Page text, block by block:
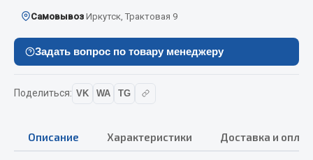
Пробки
Хомуты
Самовывоз Иркутск, Трактовая 9
Задать вопрос по товару менеджеру
Поделиться: VK WA TG
Описание Характеристики Доставка и